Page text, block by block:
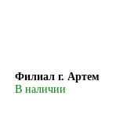
Филиал г. Артем
В наличии